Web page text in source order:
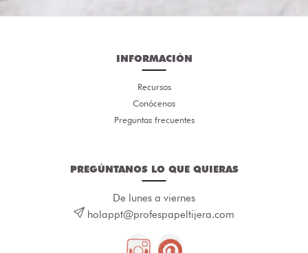
INFORMACIÓN
Recursos
Conócenos
Preguntas frecuentes
PREGÚNTANOS LO QUE QUIERAS
De lunes a viernes
holappt@profespapeltijera.com